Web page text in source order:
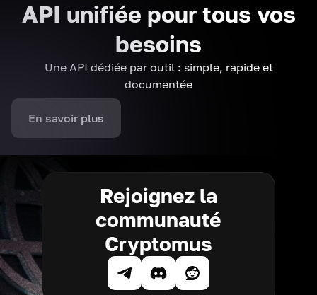
API unifiée pour tous vos
besoins
Une API dédiée par outil : simple, rapide et
documentée
En savoir plus
Rejoignez la
communauté
Cryptomus